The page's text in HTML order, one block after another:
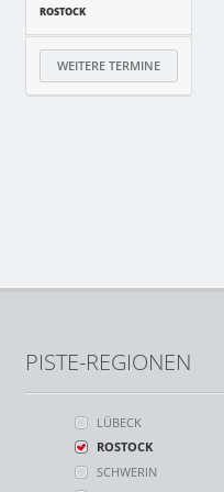
ROSTOCK
WEITERE TERMINE
PISTE-REGIONEN
LÜBECK
ROSTOCK
SCHWERIN